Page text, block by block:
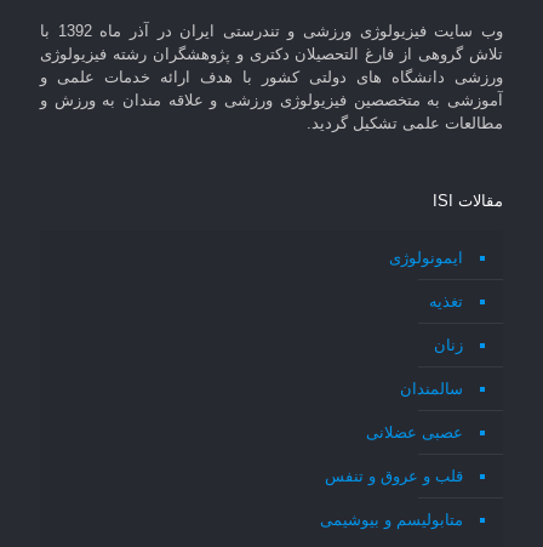
وب سایت فیزیولوژی ورزشی و تندرستی ایران در آذر ماه 1392 با
تلاش گروهی از فارغ التحصیلان دکتری و پژوهشگران رشته فیزیولوژی
ورزشی دانشگاه های دولتی کشور با هدف ارائه خدمات علمی و
آموزشی به متخصصین فیزیولوژی ورزشی و علاقه مندان به ورزش و
مطالعات علمی تشکیل گردید.
مقالات ISI
ایمونولوژی
تغذیه
زنان
سالمندان
عصبی عضلانی
قلب و عروق و تنفس
متابولیسم و بیوشیمی